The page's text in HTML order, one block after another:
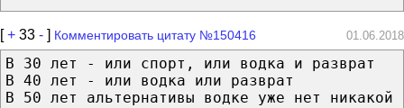
[+ 33 - ] Комментировать цитату №150416 01.06.2018
В 30 лет - или спорт, или водка и разврат
В 40 лет - или водка или разврат
В 50 лет альтернативы водке уже нет никакой